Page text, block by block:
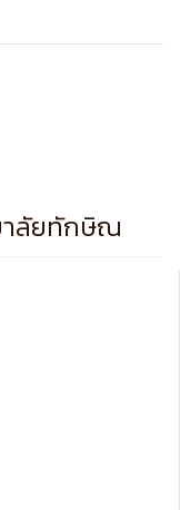
ลัยทักษิณ